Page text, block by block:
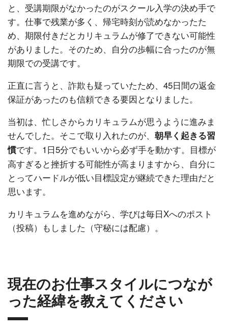
と、受講期限がなかったのがスクール入学の決め手で
す。仕事で残業が多く、帰宅時刻が読めなかったた
め、期限付きだとカリキュラムが修了できない可能性
がありました。そのため、自分の歩幅に合ったのが無
期限での受講です。
正直に言うと、詐欺も疑っていたため、45日間の返金
保証があったのも信頼できる要因となりました。
当初は、忙しさからカリキュラムが思うように進みま
せんでした。そこで取り入れたのが、 朝早く起きる習
慣です。1日5分でもいいから必ず手を動かす。目標が
高すぎると挫折する可能性が高まりますから、自分に
とってハードルが低い目標設定が継続できた理由だと
思います。
カリキュラムを進めながら、学びは毎日Xへのポスト
（投稿）もしました（守秘には配慮）。
現在のお仕事スタイルにつなが
った経緯を教えてください